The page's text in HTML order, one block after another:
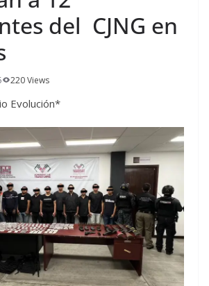
del CJNG en
220 Views
Evolución*